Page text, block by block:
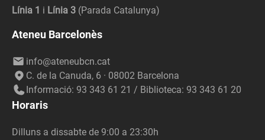
Línia 1 i Línia 3 (Parada Catalunya)
Ateneu Barcelonès
info@ateneubcn.cat
C. de la Canuda, 6 · 08002 Barcelona
Informació: 93 343 61 21 / Biblioteca: 93 343 61 20
Horaris
Dilluns a dissabte de 9:00 a 23:30h